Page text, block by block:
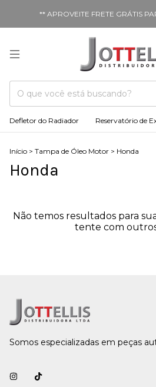
** APROVEITE FRETE GRÁTIS
Defletor do Radiador Reservatório de
Início > Tampa de Óleo Motor > Honda
Honda
Não temos resultados para
tente com
Somos especializadas em peças